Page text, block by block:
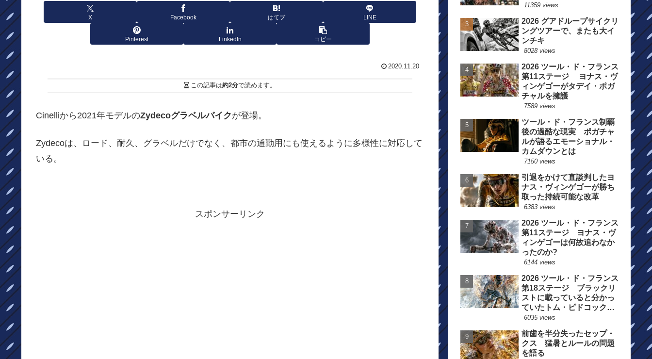
X Facebook はてブ LINE
Pinterest LinkedIn コピー
2020.11.20
この記事は約2分で読めます。
Cinelliから2021年モデルのZydecoグラベルバイクが登場。
Zydecoは、ロード、耐久、グラベルだけでなく、都市の通勤用にも使えるように多様性に対応して
いる。
スポンサーリンク
11359 views
2026 グアドループサイクリ
ングツアーで、またも大イ
ンチキ
8028 views
2026 ツール・ド・フランス
第11ステージ ヨナス・ヴ
ィンゲゴーがタデイ・ポガ
チャルを擁護
7589 views
ツール・ド・フランス制覇
後の過酷な現実 ポガチャ
ルが語るエモーショナル・
カムダウンとは
7150 views
引退をかけて直談判したヨ
ナス・ヴィンゲゴーが勝ち
取った持続可能な改革
6383 views
2026 ツール・ド・フランス
第11ステージ ヨナス・ヴ
ィンゲゴーは何故追わなか
ったのか?
6144 views
2026 ツール・ド・フランス
第18ステージ ブラックリ
ストに載っていると分かっ
ていたトム・ピドコックは
総合順位死守に
6035 views
前歯を半分失ったセップ・
クス 猛暑とルールの問題
を語る